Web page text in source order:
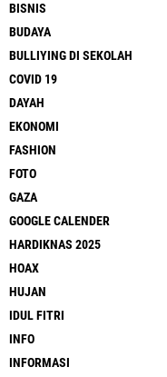
BISNIS
BUDAYA
BULLIYING DI SEKOLAH
COVID 19
DAYAH
EKONOMI
FASHION
FOTO
GAZA
GOOGLE CALENDER
HARDIKNAS 2025
HOAX
HUJAN
IDUL FITRI
INFO
INFORMASI